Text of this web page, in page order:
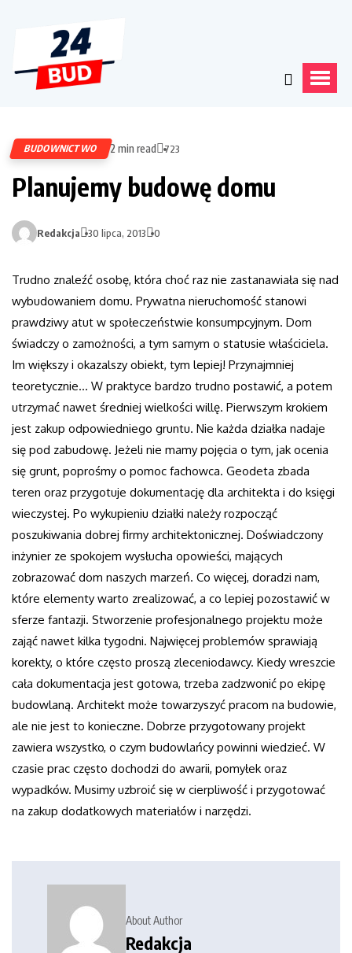
BUDOWNICTWO 2 min read 723
Planujemy budowę domu
Redakcja 30 lipca, 2013 0
Trudno znaleźć osobę, która choć raz nie zastanawiała się nad
wybudowaniem domu. Prywatna nieruchomość stanowi
prawdziwy atut w społeczeństwie konsumpcyjnym. Dom
świadczy o zamożności, a tym samym o statusie właściciela.
Im większy i okazalszy obiekt, tym lepiej! Przynajmniej
teoretycznie… W praktyce bardzo trudno postawić, a potem
utrzymać nawet średniej wielkości willę. Pierwszym krokiem
jest zakup odpowiedniego gruntu. Nie każda działka nadaje
się pod zabudowę. Jeżeli nie mamy pojęcia o tym, jak ocenia
się grunt, poprośmy o pomoc fachowca. Geodeta zbada
teren oraz przygotuje dokumentację dla architekta i do księgi
wieczystej. Po wykupieniu działki należy rozpocząć
poszukiwania dobrej firmy architektonicznej. Doświadczony
inżynier ze spokojem wysłucha opowieści, mających
zobrazować dom naszych marzeń. Co więcej, doradzi nam,
które elementy warto zrealizować, a co lepiej pozostawić w
sferze fantazji. Stworzenie profesjonalnego projektu może
zająć nawet kilka tygodni. Najwięcej problemów sprawiają
korekty, o które często proszą zleceniodawcy. Kiedy wreszcie
cała dokumentacja jest gotowa, trzeba zadzwonić po ekipę
budowlaną. Architekt może towarzyszyć pracom na budowie,
ale nie jest to konieczne. Dobrze przygotowany projekt
zawiera wszystko, o czym budowlańcy powinni wiedzieć. W
czasie prac często dochodzi do awarii, pomyłek oraz
wypadków. Musimy uzbroić się w cierpliwość i przygotować
na zakup dodatkowych materiałów i narzędzi.
About Author
Redakcja